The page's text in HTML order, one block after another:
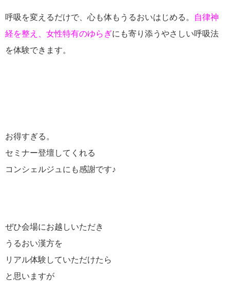
呼吸を変えるだけで、心も体もうるおいはじめる。
自律神
経を整え、女性特有のゆらぎにも寄り添うやさしい呼吸法
を体験できます。
お得すぎる。
セミナー登壇してくれる
コンシェルジュにも感謝です♪
ぜひ会場にお越しいただき
うるおい漢方を
リアル体験していただけたら
と思いますが